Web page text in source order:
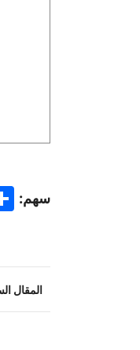
سهم:
المقال
بُعد. وقد